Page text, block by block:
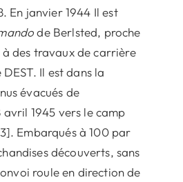
En janvier 1944 Il est
de Berlsted, proche
des travaux de carrière
Il est dans la
évacués de
avril 1945 vers le camp
Embarqués à 100 par
découverts, sans
roule en direction de